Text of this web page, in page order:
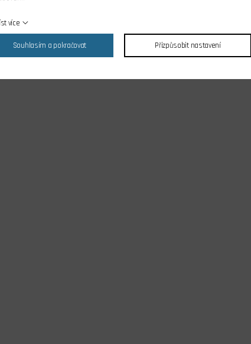
více
Souhlasím a pokračovat Přizpůsobit nastavení